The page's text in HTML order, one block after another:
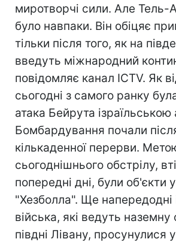
миротворчі сили. Але Тель-
було навпаки. Він обіцяє
тільки після того, як на
введуть міжнародний
повідомляє канал ICTV. Як
сьогодні з самого ранку
атака Бейрута ізраїльською
Бомбардування почали
кількаденної перерви.
сьогоднішнього обстрілу,
попередні дні, були об'єкти
"Хезболла". Ще напередодні
війська, які ведуть
півдні Лівану, просунулися